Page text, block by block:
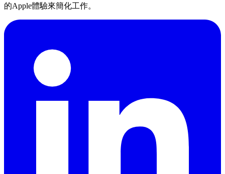
的Apple體驗來簡化工作。